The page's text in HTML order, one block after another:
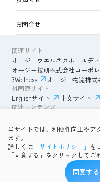
絞り込んで探す
当サイトでは、利便性向上やア
ます。
詳しくは 「サイトポリシー」 を
「同意する」をクリックしてご
同意する
お問合せ
関連サイト
オージーウエルネスホールデ
オージー技研株式会社コーポ
3Wellness
オージー物流株式
外国語サイト
Englishサイト
中文サイト
関連コンテンツ
透明性ガイドライン
プライバシーポリシー
コミュニティガイドライン
Copyright © 2026 OG Wellness